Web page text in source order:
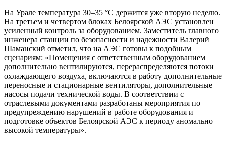
На Урале температура 30–35 °C держится уже вторую неделю.
На третьем и четвертом блоках Белоярской АЭС установлен
усиленный контроль за оборудованием. Заместитель главного
инженера станции по безопасности и надежности Валерий
Шаманский отметил, что на АЭС готовы к подобным
сценариям: «Помещения с ответственным оборудованием
дополнительно вентилируются, перераспределяются потоки
охлаждающего воздуха, включаются в работу дополнительные
переносные и стационарные вентиляторы, дополнительные
насосы подачи технической воды. В соответствии с
отраслевыми документами разработаны мероприятия по
предупреждению нарушений в работе оборудования и
подготовке объектов Белоярской АЭС к периоду аномально
высокой температуры».